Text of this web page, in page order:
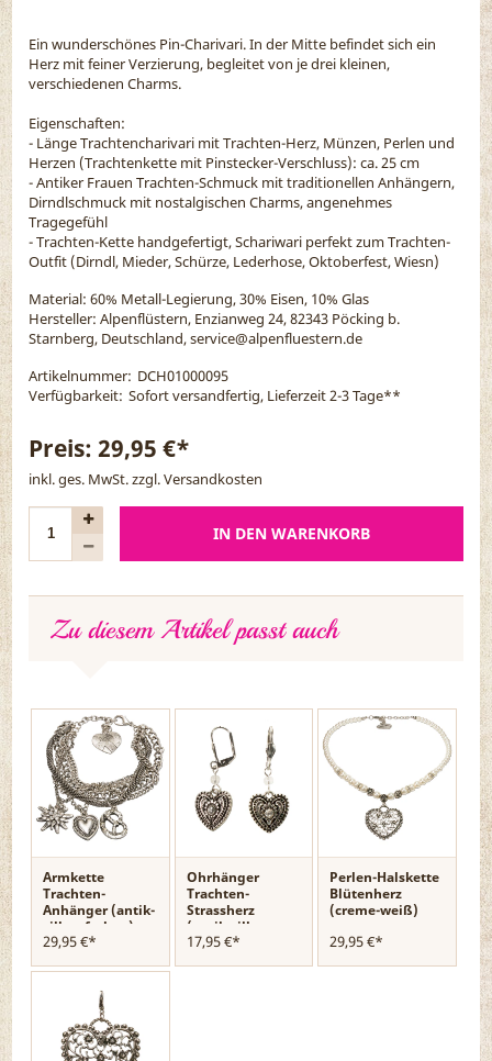
Ein wunderschönes Pin-Charivari. In der Mitte befindet sich ein
Herz mit feiner Verzierung, begleitet von je drei kleinen,
verschiedenen Charms.
Eigenschaften:
- Länge Trachtencharivari mit Trachten-Herz, Münzen, Perlen und
Herzen (Trachtenkette mit Pinstecker-Verschluss): ca. 25 cm
- Antiker Frauen Trachten-Schmuck mit traditionellen Anhängern,
Dirndlschmuck mit nostalgischen Charms, angenehmes
Tragegefühl
- Trachten-Kette handgefertigt, Schariwari perfekt zum Trachten-
Outfit (Dirndl, Mieder, Schürze, Lederhose, Oktoberfest, Wiesn)
Material: 60% Metall-Legierung, 30% Eisen, 10% Glas
Hersteller: Alpenflüstern, Enzianweg 24, 82343 Pöcking b.
Starnberg, Deutschland, service@alpenfluestern.de
Artikelnummer: DCH01000095
Verfügbarkeit: Sofort versandfertig, Lieferzeit 2-3 Tage**
Preis:29,95 €*
inkl. ges. MwSt. zzgl.Versandkosten
IN DEN WARENKORB
Zu diesem Artikel passt auch
Armkette
Trachten-
Anhänger (antik-
silber-farben)
29,95 €*
Ohrhänger
Trachten-
Strassherz
(antik-silber-
farben)
17,95 €*
Perlen-Halskette
Blütenherz
(creme-weiß)
29,95 €*